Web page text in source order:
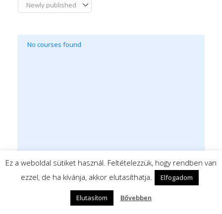
No courses found
© 2026 Oxford International Nyelviskola |
Felnőttképzési nyilvántartási szám:
B/2020/000993 | Adószám: 13072201-2-10
Ez a weboldal sütiket használ. Feltételezzük, hogy rendben van
ezzel, de ha kívánja, akkor elutasíthatja.
Elfogadom
Elutasítom Bővebben